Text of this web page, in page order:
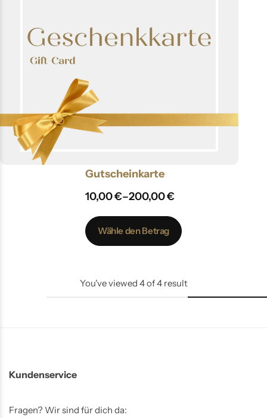
Gutscheinkarte
10,00€–200,00€
Wähle den Betrag
You've viewed 4of4 result
Kundenservice
Fragen? Wir sind für dich da: